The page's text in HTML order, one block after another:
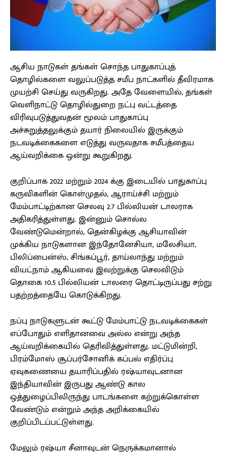
ஆசிய நாடுகள் தங்கள் சொந்த பாதுகாப்புத்
தொழில்களை வலுப்படுத்த சமீப நாட்களில் தீவிரமாக
முயற்சி செய்து வருகிறது. அதே வேளையில், தங்கள்
வெளிநாட்டு தொழில்துறை நட்பு வட்டத்தை
விரிவுபடுத்துவதன் மூலம் பாதுகாப்பு
அச்சுறுத்தலுக்கும் தயார் நிலையில் இருக்கும்
நடவடிக்கைகளை எடுத்து வருவதாக சமீபத்தைய
ஆய்வறிக்கை ஒன்று கூறுகிறது.
குறிப்பாக 2022 மற்றும் 2024 க்கு இடையில் பாதுகாப்பு
கருவிகளின் கொள்முதல், ஆராய்ச்சி மற்றும்
மேம்பாட்டிற்கான செலவு 2.7 பில்லியன் டாலராக
அதிகரித்துள்ளது. இன்னும் சொல்ல
வேண்டுமென்றால், தென்கிழக்கு ஆசியாவின்
முக்கிய நாடுகளான இந்தோனேசியா, மலேசியா,
பிலிப்பைன்ஸ், சிங்கப்பூர், தாய்லாந்து மற்றும்
வியட்நாம் ஆகியவை இவற்றுக்கு செலவிடும்
தொகை 10.5 பில்லியன் டாலரை தொட்டிருப்பது சற்று
பதற்றத்தையே கொடுக்கிறது.
நப்பு நாடுகளுடன் கூட்டு மேம்பாட்டு நடவடிக்கைகள்
எப்போதும் எளிதானவை அல்ல என்று அந்த
ஆய்வறிக்கையில் தெரிவித்துள்ளது. மட்டுமின்றி,
பிரம்மோஸ் சூப்பர்சோனிக் கப்பல் எதிர்ப்பு
ஏவுகணையை தயாரிப்பதில் ரஷ்யாவுடனான
இந்தியாவின் இருபது ஆண்டு கால
ஒத்துழைப்பிலிருந்து பாடங்களை கற்றுக்கொள்ள
வேண்டும் என்றும் அந்த அறிக்கையில்
குறிப்பிடப்பட்டுள்ளது.
மேலும் ரஷ்யா சீனாவுடன் நெருக்கமானால்